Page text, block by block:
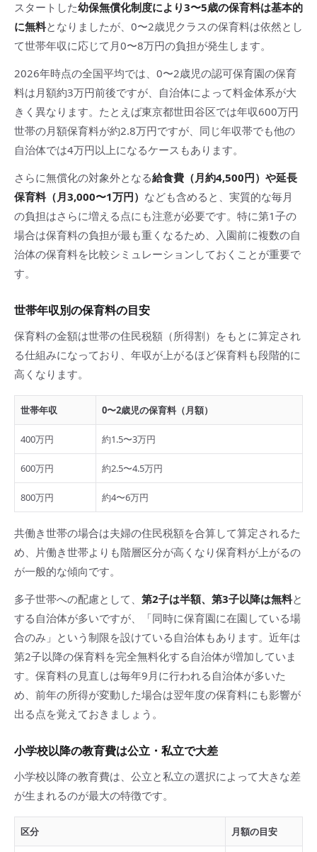
スタートした幼保無償化制度により3〜5歳の保育料は基本的
に無料となりましたが、0〜2歳児クラスの保育料は依然とし
て世帯年収に応じて月0〜8万円の負担が発生します。
2026年時点の全国平均では、0〜2歳児の認可保育園の保育
料は月額約3万円前後ですが、自治体によって料金体系が大
きく異なります。たとえば東京都世田谷区では年収600万円
世帯の月額保育料が約2.8万円ですが、同じ年収帯でも他の
自治体では4万円以上になるケースもあります。
さらに無償化の対象外となる給食費（月約4,500円）や延長
保育料（月3,000〜1万円） なども含めると、実質的な毎月
の負担はさらに増える点にも注意が必要です。特に第1子の
場合は保育料の負担が最も重くなるため、入園前に複数の自
治体の保育料を比較シミュレーションしておくことが重要で
す。
世帯年収別の保育料の目安
保育料の金額は世帯の住民税額（所得割）をもとに算定され
る仕組みになっており、年収が上がるほど保育料も段階的に
高くなります。
世帯年収 0〜2歳児の保育料（月額）
400万円 約1.5〜3万円
600万円 約2.5〜4.5万円
800万円 約4〜6万円
共働き世帯の場合は夫婦の住民税額を合算して算定されるた
め、片働き世帯よりも階層区分が高くなり保育料が上がるの
が一般的な傾向です。
多子世帯への配慮として、 第2子は半額、第3子以降は無料と
する自治体が多いですが、「同時に保育園に在園している場
合のみ」という制限を設けている自治体もあります。近年は
第2子以降の保育料を完全無料化する自治体が増加していま
す。保育料の見直しは毎年9月に行われる自治体が多いた
め、前年の所得が変動した場合は翌年度の保育料にも影響が
出る点を覚えておきましょう。
小学校以降の教育費は公立・私立で大差
小学校以降の教育費は、公立と私立の選択によって大きな差
が生まれるのが最大の特徴です。
区分 月額の目安